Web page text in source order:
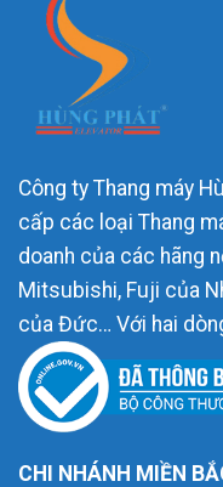
Công ty Thang máy
cấp các loại Thang
doanh của các hãng
Mitsubishi, Fuji của
của Đức… Với hai
CHI NHÁNH MIỀN